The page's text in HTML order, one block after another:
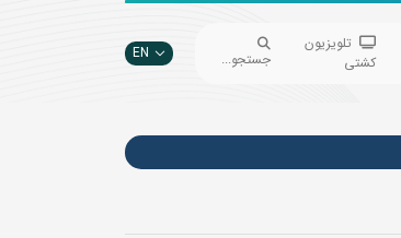
تلویزیون
کشتی
جستجو... EN